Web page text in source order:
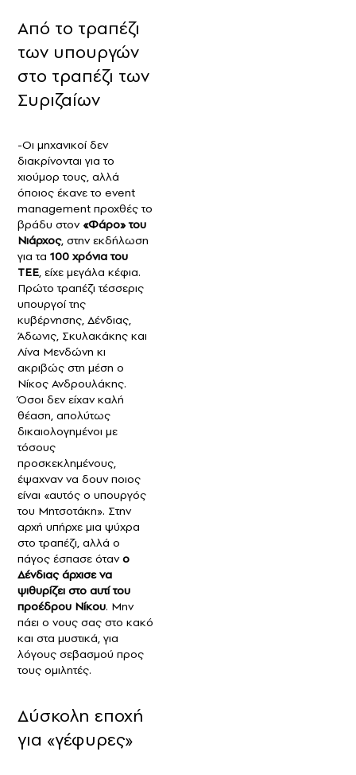
Από το τραπέζι
των υπουργών
στο τραπέζι των
Συριζαίων
-Οι μηχανικοί δεν
διακρίνονται για το
χιούμορ τους, αλλά
όποιος έκανε το event
management προχθές το
βράδυ στον«Φάρο» του
Νιάρχος, στην εκδήλωση
για τα 100 χρόνια του
ΤΕΕ, είχε μεγάλα κέφια.
Πρώτο τραπέζι τέσσερις
υπουργοί της
κυβέρνησης, Δένδιας,
Άδωνις, Σκυλακάκης και
Λίνα Μενδώνη κι
ακριβώς στη μέση ο
Νίκος Ανδρουλάκης.
Όσοι δεν είχαν καλή
θέαση, απολύτως
δικαιολογημένοι με
τόσους
προσκεκλημένους,
έψαχναν να δουν ποιος
είναι «αυτός ο υπουργός
του Μητσοτάκη». Στην
αρχή υπήρχε μια ψύχρα
στο τραπέζι, αλλά ο
πάγος έσπασε ότανο
Δένδιας άρχισε να
ψιθυρίζει στο αυτί του
προέδρου Νίκου. Μην
πάει ο νους σας στο κακό
και στα μυστικά, για
λόγους σεβασμού προς
τους ομιλητές.
Δύσκολη εποχή
για «γέφυρες»